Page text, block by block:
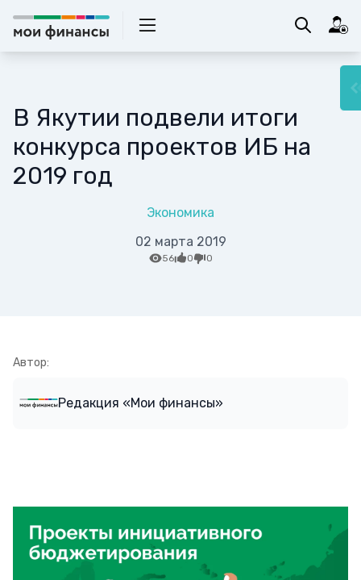
В Якутии подвели итоги
конкурса проектов ИБ на
2019 год
Экономика
02 марта 2019
56 0 0
Автор:
Редакция «Мои финансы»